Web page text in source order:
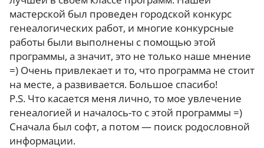
мастерской был проведен городской конкурс
генеалогических работ, и многие конкурсные
работы были выполнены с помощью этой
программы, а значит, это не только наше мнение
=) Очень привлекает и то, что программа не стоит
на месте, а развивается. Большое спасибо!
P.S. Что касается меня лично, то мое увлечение
генеалогией и началось-то с этой программы =)
Сначала был софт, а потом — поиск родословной
информации.